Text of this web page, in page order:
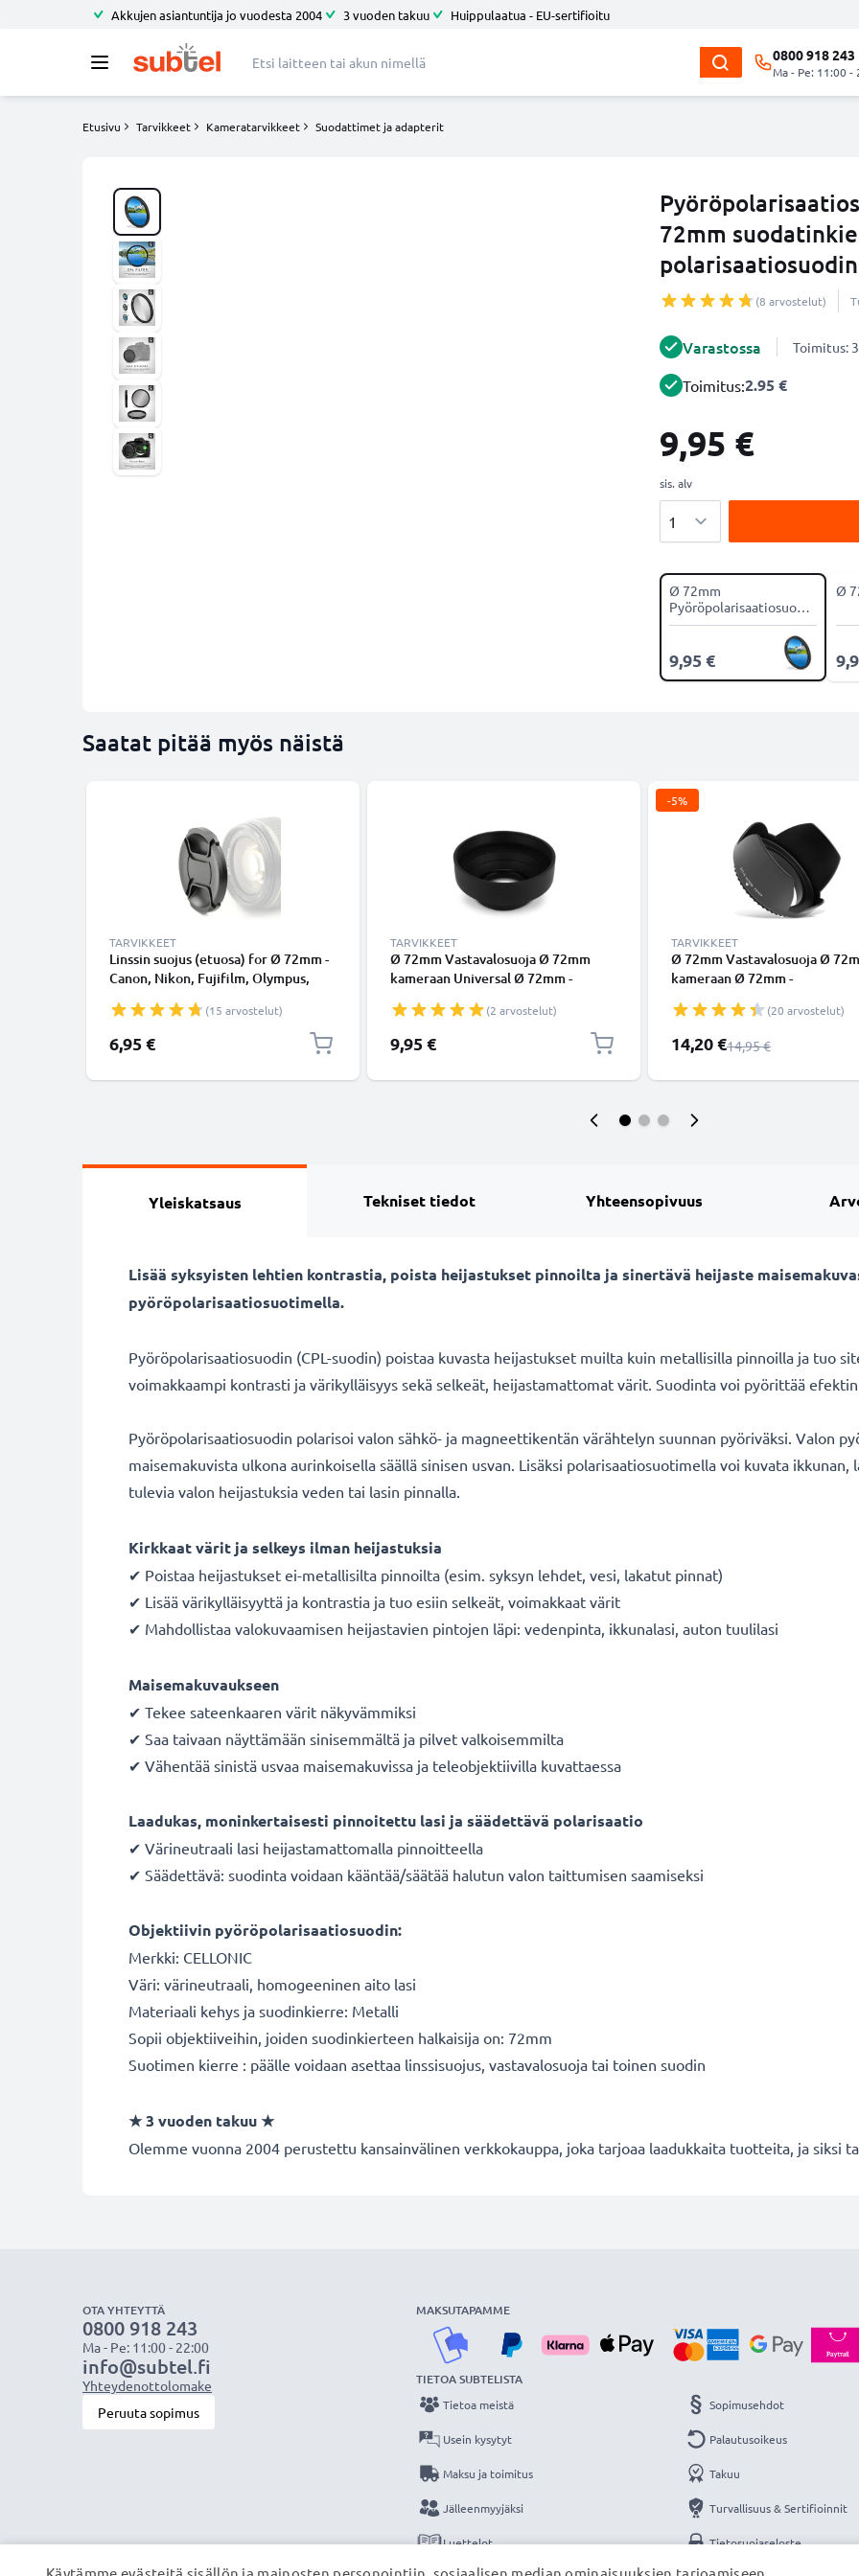
Akkujen asiantuntija jo vuodesta 2004 3 vuoden takuu Huippulaatua - EU-sertifioitu
0800 918 243
Ma - Pe: 11:00 -
Etusivu Tarvikkeet Kameratarvikkeet Suodattimet ja adapterit
72mm
(8 arvostelut)
Varastossa Toimitus:
Toimitus:2.95 €
9,95 €
sis. alv
Ø 72mm
Pyöröpolarisaatiosuodin
CPL-suodin
9,95 €
Ø
Saatat pitää myös näistä
TARVIKKEET
Linssin suojus (etuosa) for Ø 72mm -
Canon, Nikon, Fujifilm, Olympus,
Inside handle / Central Pinch Suojus
Kansi
(15 arvostelut)
6,95 €
TARVIKKEET
Ø 72mm Vastavalosuoja Ø 72mm
kameraan Universal Ø 72mm -
pehmeä / taitettava vastavalosuoja
tuotemerkiltä CELLONIC
(2 arvostelut)
9,95 €
-5%
TARVIKKEET
Ø 72mm Vastavalosuoja Ø
kameraan Ø 72mm -
kukkamalli / tulppaani /
vastavalosuoja tuotemerkiltä
CELLONIC
(20 arvostelut)
Erikoishinta
14,20 €Normaali hinta
14,95 €
Yleiskatsaus Tekniset tiedot Yhteensopivuus
Lisää syksyisten lehtien kontrastia, poista heijastukset pinnoilta ja sinertävä heijaste
pyöröpolarisaatiosuotimella.
Pyöröpolarisaatiosuodin (CPL-suodin) poistaa kuvasta heijastukset muilta kuin metallisilla pinnoilla ja tuo
voimakkaampi kontrasti ja värikylläisyys sekä selkeät, heijastamattomat värit. Suodinta voi pyörittää
Pyöröpolarisaatiosuodin polarisoi valon sähkö- ja magneettikentän värähtelyn suunnan pyöriväksi. Valon
maisemakuvista ulkona aurinkoisella säällä sinisen usvan. Lisäksi polarisaatiosuotimella voi kuvata
tulevia valon heijastuksia veden tai lasin pinnalla.
Kirkkaat värit ja selkeys ilman heijastuksia
✔ Poistaa heijastukset ei-metallisilta pinnoilta (esim. syksyn lehdet, vesi, lakatut pinnat)
✔ Lisää värikylläisyyttä ja kontrastia ja tuo esiin selkeät, voimakkaat värit
✔ Mahdollistaa valokuvaamisen heijastavien pintojen läpi: vedenpinta, ikkunalasi, auton tuulilasi
Maisemakuvaukseen
✔ Tekee sateenkaaren värit näkyvämmiksi
✔ Saa taivaan näyttämään sinisemmältä ja pilvet valkoisemmilta
✔ Vähentää sinistä usvaa maisemakuvissa ja teleobjektiivilla kuvattaessa
Laadukas, moninkertaisesti pinnoitettu lasi ja säädettävä polarisaatio
✔ Värineutraali lasi heijastamattomalla pinnoitteella
✔ Säädettävä: suodinta voidaan kääntää/säätää halutun valon taittumisen saamiseksi
Objektiivin pyöröpolarisaatiosuodin:
Merkki: CELLONIC
Väri: värineutraali, homogeeninen aito lasi
Materiaali kehys ja suodinkierre: Metalli
Sopii objektiiveihin, joiden suodinkierteen halkaisija on: 72mm
Suotimen kierre : päälle voidaan asettaa linssisuojus, vastavalosuoja tai toinen suodin
★ 3 vuoden takuu ★
Olemme vuonna 2004 perustettu kansainvälinen verkkokauppa, joka tarjoaa laadukkaita tuotteita, ja siksi
OTA YHTEYTTÄ
0800 918 243
Ma - Pe: 11:00 - 22:00
info@subtel.fi
Yhteydenottolomake
Peruuta sopimus
MAKSUTAPAMME
TIETOA SUBTELISTA
Tietoa meistä
Usein kysytyt
Maksu ja toimitus
Jälleenmyyjäksi
Luettelot
Sopimusehdot
Palautusoikeus
Takuu
Turvallisuus & Sertifioinnit
Tietosuojaseloste